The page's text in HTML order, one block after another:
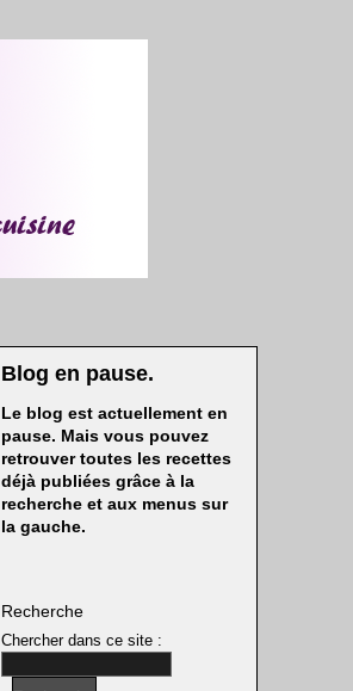
Blog en pause.
Le blog est actuellement en
pause. Mais vous pouvez
retrouver toutes les recettes
déjà publiées grâce à la
recherche et aux menus sur
la gauche.
Recherche
Chercher dans ce site :